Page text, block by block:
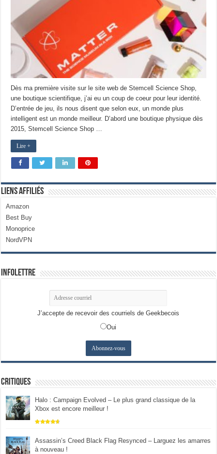
Dès ma première visite sur le site web de Stemcell Science Shop,
une boutique scientifique, j’ai eu un coup de coeur pour leur identité.
D’entrée de jeu, ils nous disent que selon eux, un monde plus
intelligent est un monde meilleur. D’abord une boutique physique dès
2015, Stemcell Science Shop …
Lire +
Liens Affiliés
Amazon
Best Buy
Monoprice
NordVPN
Infolettre
J’accepte de recevoir des courriels de Geekbecois
Oui
Critiques
Halo : Campaign Evolved – Le plus grand classique de la
Xbox est encore meilleur !
Assassin’s Creed Black Flag Resynced – Larguez les amarres
à nouveau !